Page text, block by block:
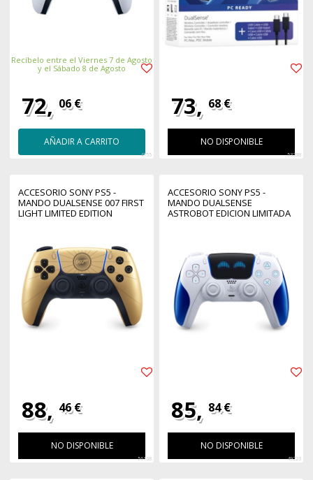
Recíbelo entre el Viernes 7 de Agosto
y el Sábado 8 de Agosto
72, 06 €
AÑADIR A CARRITO
4755
73, 68 €
NO DISPONIBLE
53298
ACCESORIO SONY PS5 -
MANDO DUALSENSE 007 FIRST
LIGHT LIMITED EDITION
88, 46 €
NO DISPONIBLE
56168
ACCESORIO SONY PS5 -
MANDO DUALSENSE
ASTROBOT EDICION LIMITADA
85, 84 €
NO DISPONIBLE
49223